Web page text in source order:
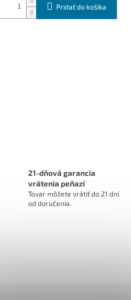
Pridať do košíka
21-dňová garancia
vrátenia peňazí
Tovar môžete vrátiť do 21 dní
od doručenia.